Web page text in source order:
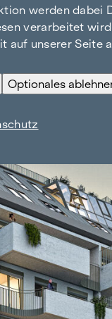
werden dabei
verarbeitet
unserer Seite
Optionales